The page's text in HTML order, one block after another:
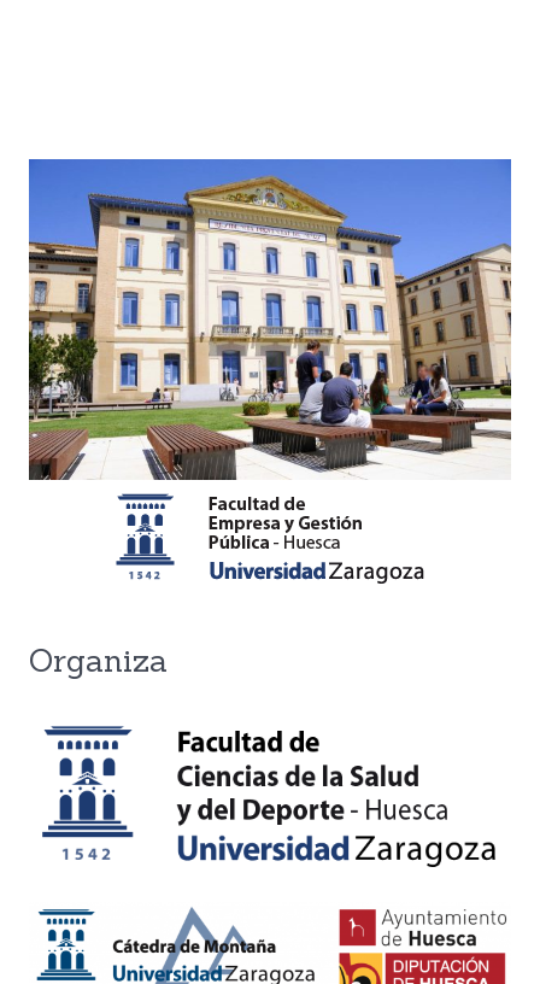
Organiza